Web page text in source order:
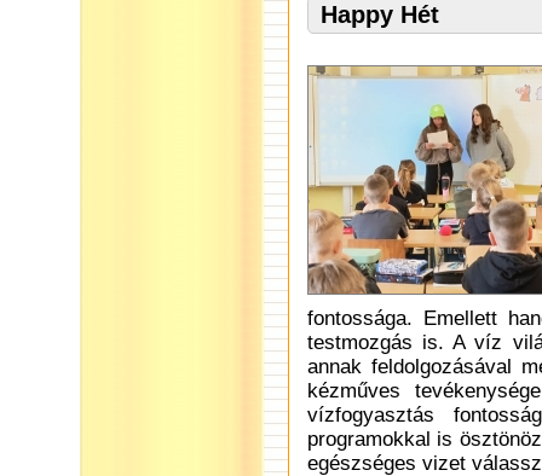
Happy Hét
fontossága. Emellett
testmozgás is. A víz
annak feldolgozásával
kézműves
vízfogyasztás
programokkal is
egészséges vizet